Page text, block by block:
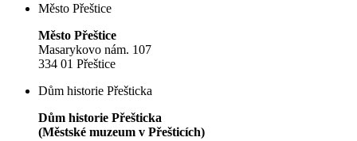
Město Přeštice
Město Přeštice
Masarykovo nám. 107
334 01 Přeštice
Dům historie Přešticka
Dům historie Přešticka
(Městské muzeum v Přešticích)